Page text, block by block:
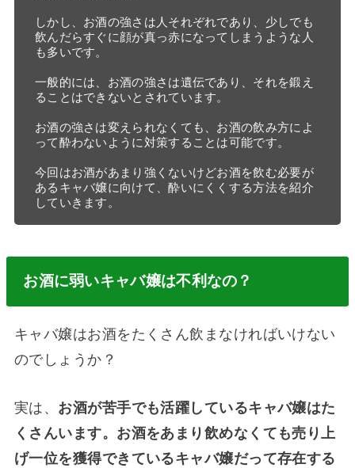
しかし、お酒の強さは人それぞれであり、少しでも
飲んだらすぐに顔が真っ赤になってしまうような人
も多いです。
一般的には、お酒の強さは遺伝であり、それを鍛え
ることはできないとされています。
お酒の強さは変えられなくても、お酒の飲み方によ
って酔わないように対策することは可能です。
今回はお酒があまり強くないけどお酒を飲む必要が
あるキャバ嬢に向けて、酔いにくくする方法を紹介
していきます。
お酒に弱いキャバ嬢は不利なの？
キャバ嬢はお酒をたくさん飲まなければいけない
のでしょうか？
実は、 お酒が苦手でも活躍しているキャバ嬢はた
くさんいます。お酒をあまり飲めなくても売り上
げ一位を獲得できているキャバ嬢だって存在する